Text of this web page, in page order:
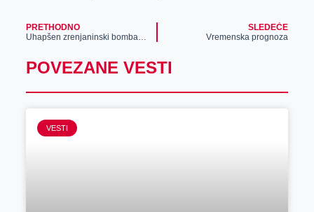
PRETHODNO
Uhapšen zrenjaninski bombaš, evo šta će biti s njim!
SLEDEĆE
Vremenska prognoza
POVEZANE VESTI
VESTI